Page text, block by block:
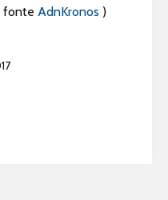
fonte AdnKronos )